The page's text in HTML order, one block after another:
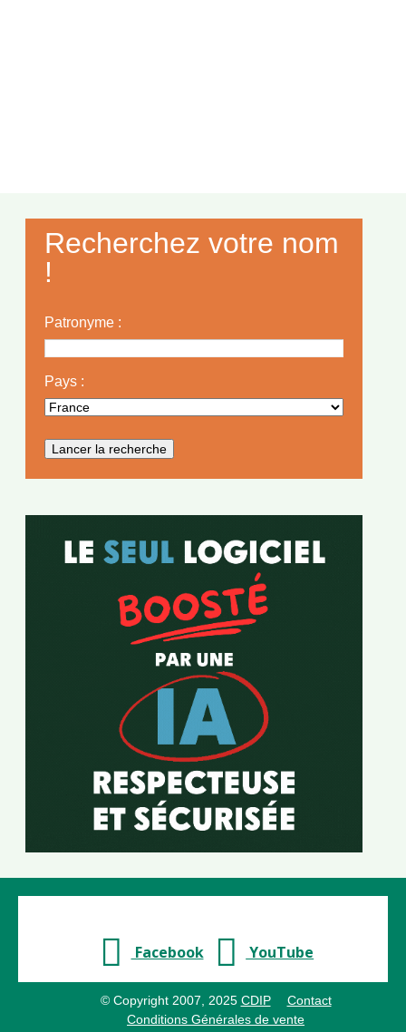
Recherchez votre nom
!
Patronyme :
Pays :
Facebook YouTube
© Copyright 2007, 2025 CDIP
Contact
Conditions Générales de vente